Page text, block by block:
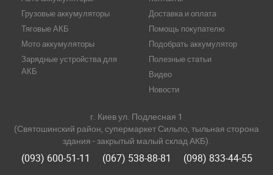
Грузовые аккумуляторы
Тяговые АКБ
Мото аккумуляторы
Зарядные устройства для
АКБ
Доставка и оплата
Помощь покупателю
Подобрать аккумулятор
Полезные статьи
Видео
Новости
г. Киев ул. Подлесная 1
(Святошинский район, супермаркет Сильпо, тыльная сторона
здания - закрытый малый склад АКБ).
(093) 600-51-11 (067) 538-88-81
(098) 833-44-55